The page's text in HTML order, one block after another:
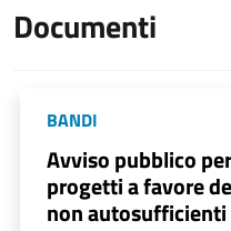
Documenti
BANDI
Avviso pubblico
progetti a favore
non autosufficienti